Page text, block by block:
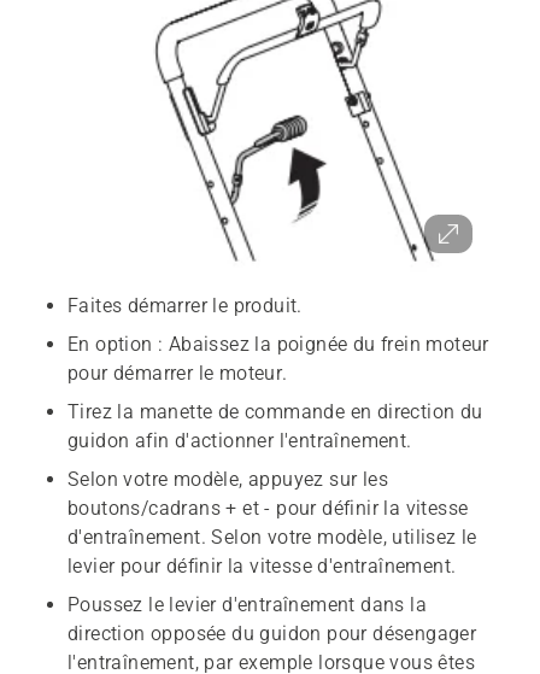
Faites démarrer le produit.
En option : Abaissez la poignée du frein moteur
pour démarrer le moteur.
Tirez la manette de commande en direction du
guidon afin d'actionner l'entraînement.
Selon votre modèle, appuyez sur les
boutons/cadrans + et - pour définir la vitesse
d'entraînement. Selon votre modèle, utilisez le
levier pour définir la vitesse d'entraînement.
Poussez le levier d'entraînement dans la
direction opposée du guidon pour désengager
l'entraînement, par exemple lorsque vous êtes